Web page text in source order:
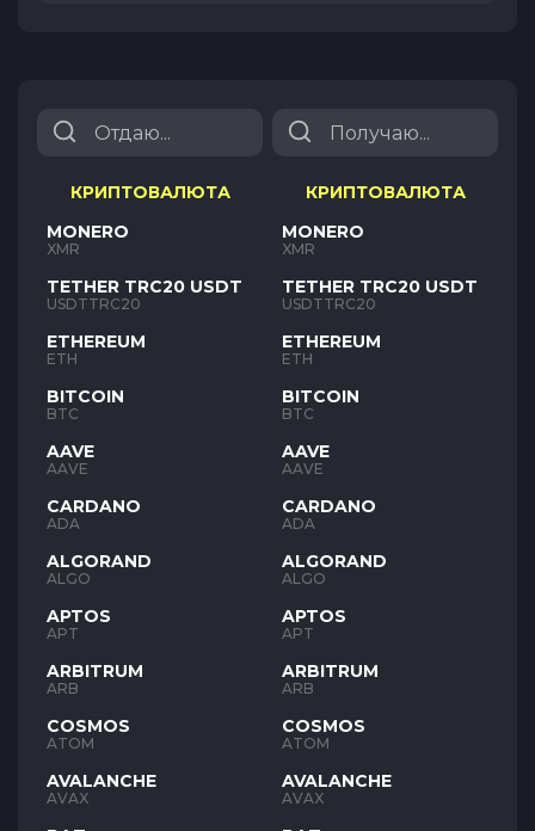
КРИПТОВАЛЮТА
MONERO
XMR
TETHER TRC20 USDT
USDTTRC20
ETHEREUM
ETH
BITCOIN
BTC
AAVE
AAVE
CARDANO
ADA
ALGORAND
ALGO
APTOS
APT
ARBITRUM
ARB
COSMOS
ATOM
AVALANCHE
AVAX
КРИПТОВАЛЮТА
MONERO
XMR
TETHER TRC20 USDT
USDTTRC20
ETHEREUM
ETH
BITCOIN
BTC
AAVE
AAVE
CARDANO
ADA
ALGORAND
ALGO
APTOS
APT
ARBITRUM
ARB
COSMOS
ATOM
AVALANCHE
AVAX